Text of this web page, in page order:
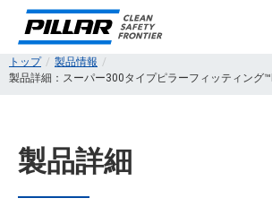
トップ
製品情報
製品詳細：スーパー300タイプピラーフィッティング
製品詳細